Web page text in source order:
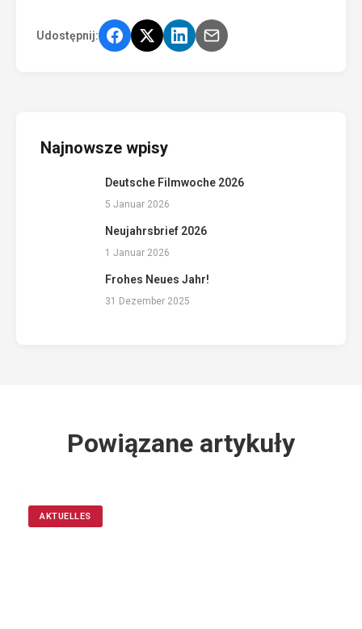
Udostępnij:
Najnowsze wpisy
Deutsche Filmwoche 2026
5 Januar 2026
Neujahrsbrief 2026
1 Januar 2026
Frohes Neues Jahr!
31 Dezember 2025
Powiązane artykuły
AKTUELLES